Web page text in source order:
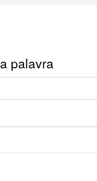
palavra